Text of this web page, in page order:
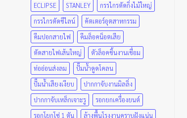
ECLIPSE STANLEY
กรรไกรตัดกิ่งไม้ใหญ่
กรรไกรตัดซีไลน์
คัตเตอร์อุตสาหกรรม
คีมปอกสายไฟ
คีมล็อคน็อตเสีย
ตัดสายไฟเส้นใหญ่
ตัวล็อคชิ้นงานเชื่อม
ท่ออ่อนส่งลม
ปั๊มน้ำดูดโคลน
ปั๊มน้ำเสียงเงียบ
ปากกาจับงานมิลลิ่ง
ปากกาจับเหล็กเจาะรู
รอกยกเครื่องยนต์
รอกโยกโซ่ 1 ตัน
ล้างพื้นโรงงานคราบฝังแน่น